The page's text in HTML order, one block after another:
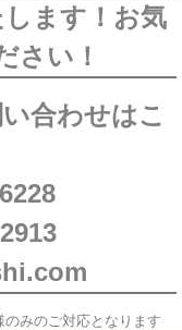
ます！お気
さい！
合わせはこ
みのご対応となります